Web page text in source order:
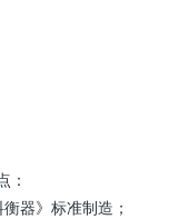
：
器》标准制造；